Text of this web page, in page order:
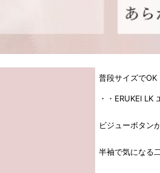
普段サイズでOK
・・ERUKEI
ビジューボタン
半袖で気になる